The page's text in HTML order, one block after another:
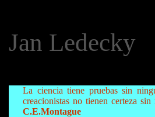
Jan Ledecky
La ciencia tiene pruebas sin
creacionistas no tienen certeza sin
C.E.Montague